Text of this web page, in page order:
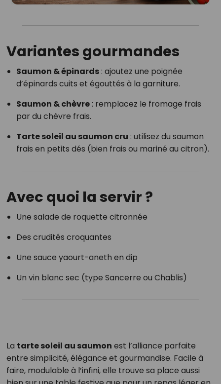
Variantes gourmandes
Saumon & épinards: ajoutez une poignée
d’épinards cuits et égouttés à la garniture.
Saumon & chèvre: remplacez le fromage frais
par du chèvre frais.
Tarte soleil au saumon cru : utilisez du saumon
frais en petits dés (bien frais ou mariné au citron).
Avec quoi la servir ?
Une salade de roquette citronnée
Des crudités croquantes
Une sauce yaourt-aneth en dip
Un vin blanc sec (type Sancerre ou Chablis)
La tarte soleil au saumon est l’alliance parfaite
entre simplicité, élégance et gourmandise. Facile à
faire, modulable à l’infini, elle trouve sa place aussi